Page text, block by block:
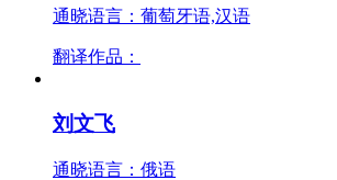
通晓语言：葡萄牙语,汉语
翻译作品：
刘文飞
通晓语言：俄语